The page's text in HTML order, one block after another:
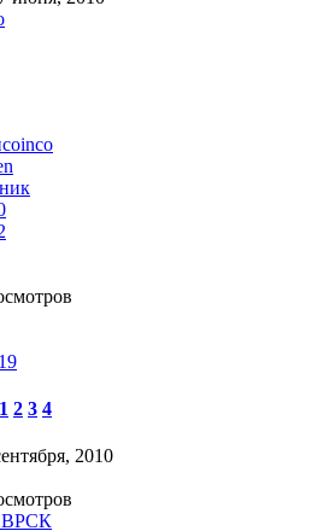
1 2 3 4
2010